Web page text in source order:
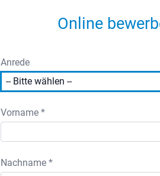
Online
Anrede
Vorname *
Nachname *